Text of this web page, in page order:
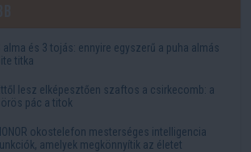
alma és 3 tojás: ennyire egyszerű a puha almás
titka
lesz elképesztően szaftos a csirkecomb: a
pác a titok
okostelefon mesterséges intelligencia
amelyek megkönnyítik az életet